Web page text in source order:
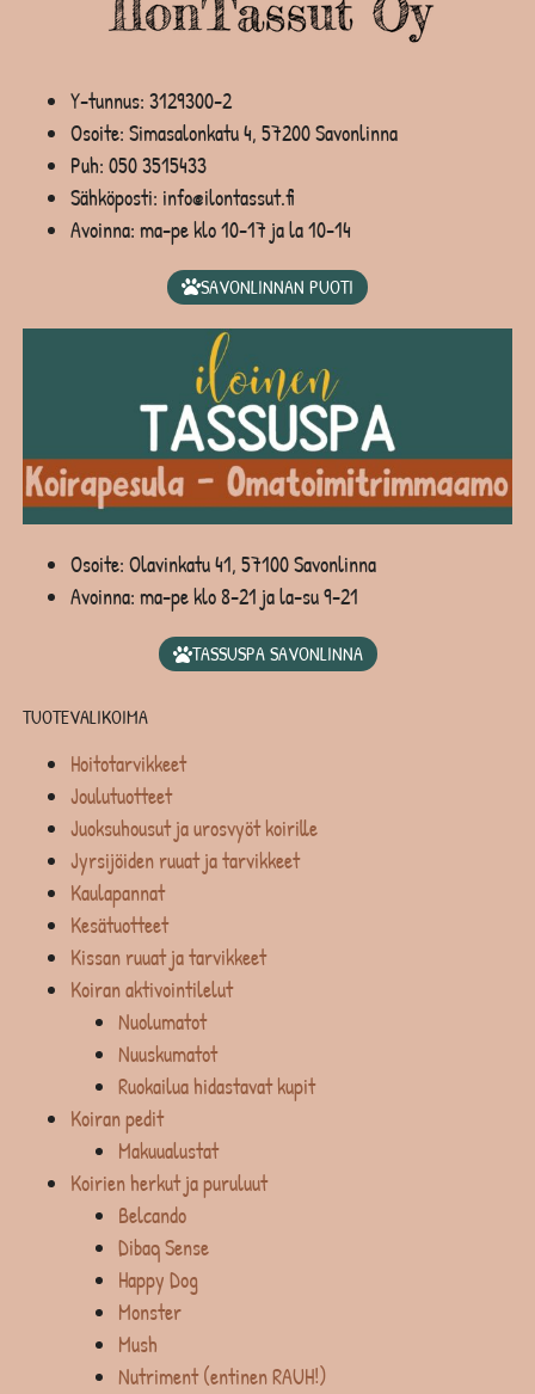
Y-tunnus: 3129300-2
Osoite: Simasalonkatu 4, 57200 Savonlinna
Puh: 050 3515433
Sähköposti: info@ilontassut.fi
Avoinna: ma-pe klo 10-17 ja la 10-14
SAVONLINNAN PUOTI
Osoite: Olavinkatu 41, 57100 Savonlinna
Avoinna: ma-pe klo 8-21 ja la-su 9-21
TASSUSPA SAVONLINNA
TUOTEVALIKOIMA
Hoitotarvikkeet
Joulutuotteet
Juoksuhousut ja urosvyöt koirille
Jyrsijöiden ruuat ja tarvikkeet
Kaulapannat
Kesätuotteet
Kissan ruuat ja tarvikkeet
Koiran aktivointilelut
Nuolumatot
Nuuskumatot
Ruokailua hidastavat kupit
Koiran pedit
Makuualustat
Koirien herkut ja puruluut
Belcando
Dibaq Sense
Happy Dog
Monster
Mush
Nutriment (entinen RAUH!)